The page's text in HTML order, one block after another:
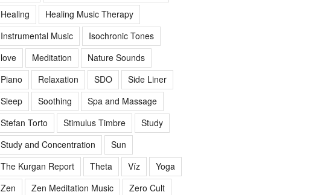
Healing
Healing Music Therapy
Instrumental Music
Isochronic Tones
love
Meditation
Nature Sounds
Piano
Relaxation SDO
Side Liner
Sleep
Soothing
Spa and Massage
Stefan Torto
Stimulus Timbre
Study
Study and Concentration
Sun
The Kurgan Report
Theta Víz
Yoga
Zen
Zen Meditation Music Zero Cult